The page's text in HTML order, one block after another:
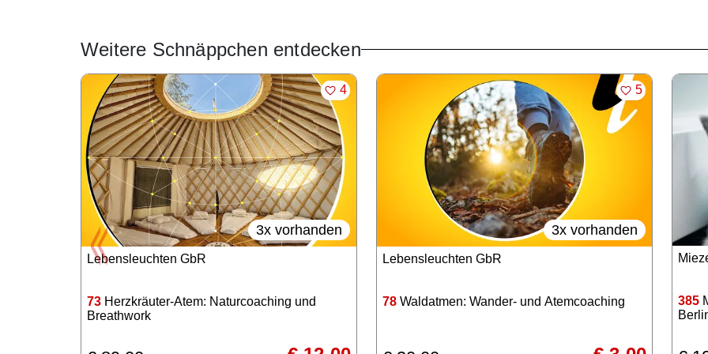
Weitere Schnäppchen entdecken
Angebote im Slider
3x vorhanden
MERKEN
4
Lebensleuchten GbR
73 Herzkräuter-Atem: Naturcoaching und
Breathwork
3x vorhanden
MERKEN
5
Lebensleuchten GbR
78 Waldatmen: Wander- und Atemcoaching 385